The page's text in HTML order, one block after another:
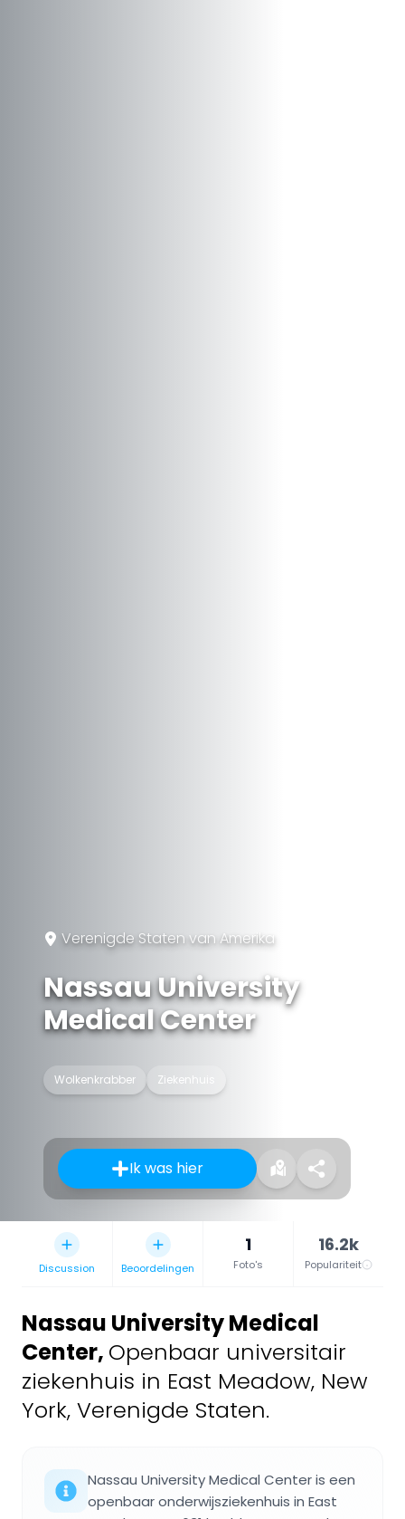
Verenigde Staten van Amerika
Nassau University
Medical Center
Wolkenkrabber Ziekenhuis
Ik was hier
Discussion Beoordelingen
1
Foto's
16.2k
Populariteit
Nassau University Medical
Center, Openbaar universitair
ziekenhuis in East Meadow, New
York, Verenigde Staten.
Nassau University Medical Center is een
openbaar onderwijsziekenhuis in East